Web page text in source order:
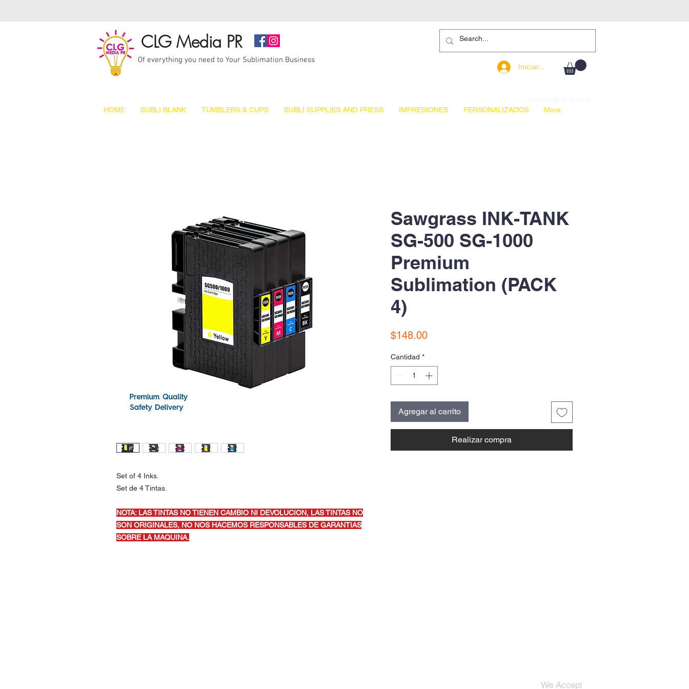
CLG Media PR
Of everything you need to Your Sublimation Business
Iniciar sesión
HOME SUBLI BLANK TUMBLERS & CUPS SUBLI SUPPLIES AND PRESS IMPRESIONES PERSONALIZADOS More
Set of 4 Inks.
Set de 4 Tintas.
NOTA: LAS TINTAS NO TIENEN CAMBIO NI DEVOLUCION, LAS TINTAS NO
SON ORIGINALES, NO NOS HACEMOS RESPONSABLES DE GARANTIAS
SOBRE LA MAQUINA.
Sawgrass INK-TANK
SG-500 SG-1000
Premium
Sublimation (PACK
4)
$148.00Precio
Cantidad *
Agregar al carrito
Realizar compra
We Accept